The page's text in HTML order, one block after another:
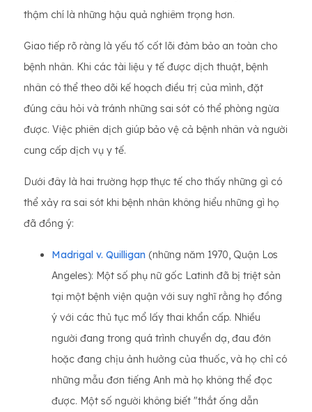
thậm chí là những hậu quả nghiêm trọng hơn.
Giao tiếp rõ ràng là yếu tố cốt lõi đảm bảo an toàn cho
bệnh nhân. Khi các tài liệu y tế được dịch thuật, bệnh
nhân có thể theo dõi kế hoạch điều trị của mình, đặt
đúng câu hỏi và tránh những sai sót có thể phòng ngừa
được. Việc phiên dịch giúp bảo vệ cả bệnh nhân và người
cung cấp dịch vụ y tế.
Dưới đây là hai trường hợp thực tế cho thấy những gì có
thể xảy ra sai sót khi bệnh nhân không hiểu những gì họ
đã đồng ý:
Madrigal v. Quilligan (những năm 1970, Quận Los
Angeles): Một số phụ nữ gốc Latinh đã bị triệt sản
tại một bệnh viện quận với suy nghĩ rằng họ đồng
ý với các thủ tục mổ lấy thai khẩn cấp. Nhiều
người đang trong quá trình chuyển dạ, đau đớn
hoặc đang chịu ảnh hưởng của thuốc, và họ chỉ có
những mẫu đơn tiếng Anh mà họ không thể đọc
được. Một số người không biết "thắt ống dẫn